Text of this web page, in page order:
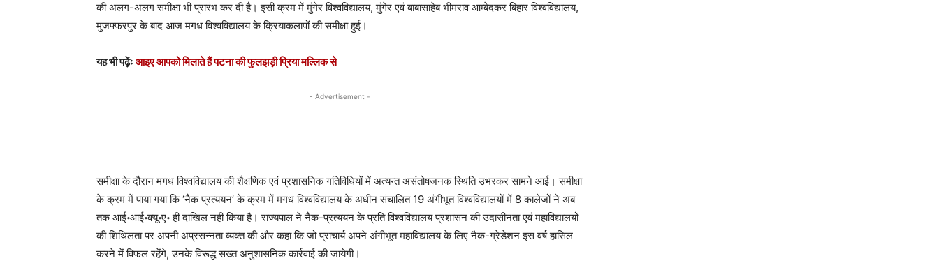
की अलग-अलग समीक्षा भी प्रारंभ कर दी है। इसी क्रम में मुंगेर विश्वविद्यालय, मुंगेर एवं बाबासाहेब भीमराव आम्बेदकर बिहार विश्वविद्यालय,
मुजफ्फरपुर के बाद आज मगध विश्वविद्यालय के क्रियाकलापों की समीक्षा हुई।
यह भी पढ़ेंः आइए आपको मिलाते हैं पटना की फुलझड़ी प्रिया मल्लिक से
- Advertisement -
समीक्षा के दौरान मगध विश्वविद्यालय की शैक्षणिक एवं प्रशासनिक गतिविधियों में अत्यन्त असंतोषजनक स्थिति उभरकर सामने आई। समीक्षा
के क्रम में पाया गया कि ‘नैक प्रत्ययन’ के क्रम में मगध विश्वविद्यालय के अधीन संचालित 19 अंगीभूत विश्वविद्यालयों में 8 कालेजों ने अब
तक आई॰आई॰क्यू॰ए॰ ही दाखिल नहीं किया है। राज्यपाल ने नैक-प्रत्ययन के प्रति विश्वविद्यालय प्रशासन की उदासीनता एवं महाविद्यालयों
की शिथिलता पर अपनी अप्रसन्नता व्यक्त की और कहा कि जो प्राचार्य अपने अंगीभूत महाविद्यालय के लिए नैक-ग्रेडेशन इस वर्ष हासिल
करने में विफल रहेंगे, उनके विरूद्ध सख्त अनुशासनिक कार्रवाई की जायेगी।